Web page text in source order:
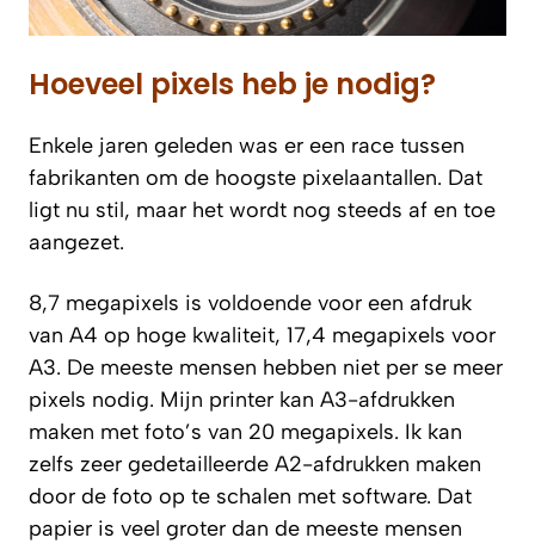
Hoeveel pixels heb je nodig?
Enkele jaren geleden was er een race tussen
fabrikanten om de hoogste pixelaantallen. Dat
ligt nu stil, maar het wordt nog steeds af en toe
aangezet.
8,7 megapixels is voldoende voor een afdruk
van A4 op hoge kwaliteit, 17,4 megapixels voor
A3. De meeste mensen hebben niet per se meer
pixels nodig. Mijn printer kan A3-afdrukken
maken met foto’s van 20 megapixels. Ik kan
zelfs zeer gedetailleerde A2-afdrukken maken
door de foto op te schalen met software. Dat
papier is veel groter dan de meeste mensen